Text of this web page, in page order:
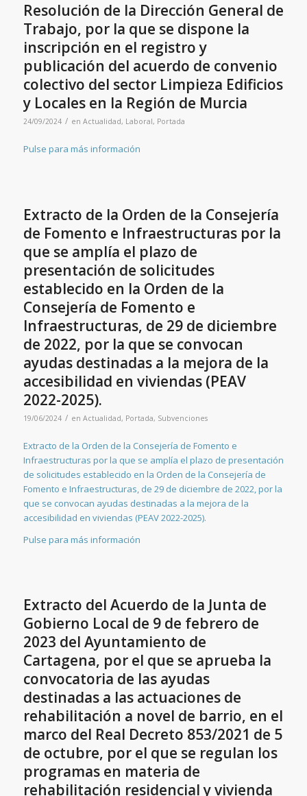
Resolución de la Dirección General de
Trabajo, por la que se dispone la
inscripción en el registro y
publicación del acuerdo de convenio
colectivo del sector Limpieza Edificios
y Locales en la Región de Murcia
24/09/2024 / en Actualidad, Laboral, Portada
Pulse para más información
Extracto de la Orden de la Consejería
de Fomento e Infraestructuras por la
que se amplía el plazo de
presentación de solicitudes
establecido en la Orden de la
Consejería de Fomento e
Infraestructuras, de 29 de diciembre
de 2022, por la que se convocan
ayudas destinadas a la mejora de la
accesibilidad en viviendas (PEAV
2022-2025).
19/06/2024 / en Actualidad, Portada, Subvenciones
Extracto de la Orden de la Consejería de Fomento e
Infraestructuras por la que se amplía el plazo de presentación
de solicitudes establecido en la Orden de la Consejería de
Fomento e Infraestructuras, de 29 de diciembre de 2022, por la
que se convocan ayudas destinadas a la mejora de la
accesibilidad en viviendas (PEAV 2022-2025).
Pulse para más información
Extracto del Acuerdo de la Junta de
Gobierno Local de 9 de febrero de
2023 del Ayuntamiento de
Cartagena, por el que se aprueba la
convocatoria de las ayudas
destinadas a las actuaciones de
rehabilitación a novel de barrio, en el
marco del Real Decreto 853/2021 de 5
de octubre, por el que se regulan los
programas en materia de
rehabilitación residencial y vivienda